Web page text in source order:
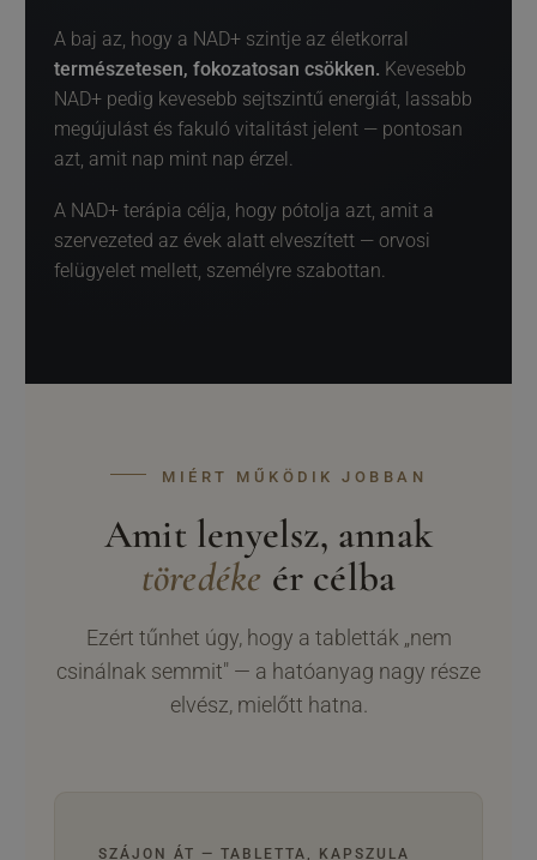
A baj az, hogy a NAD+ szintje az életkorral
természetesen, fokozatosan csökken. Kevesebb
NAD+ pedig kevesebb sejtszintű energiát, lassabb
megújulást és fakuló vitalitást jelent — pontosan
azt, amit nap mint nap érzel.
A NAD+ terápia célja, hogy pótolja azt, amit a
szervezeted az évek alatt elveszített — orvosi
felügyelet mellett, személyre szabottan.
MIÉRT MŰKÖDIK JOBBAN
Amit lenyelsz, annak
töredéke ér célba
Ezért tűnhet úgy, hogy a tabletták „nem
csinálnak semmit" — a hatóanyag nagy része
elvész, mielőtt hatna.
SZÁJON ÁT — TABLETTA, KAPSZULA